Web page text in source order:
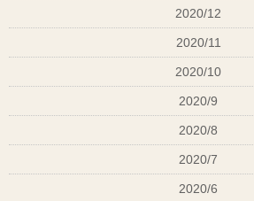
2020/12
2020/11
2020/10
2020/9
2020/8
2020/7
2020/6